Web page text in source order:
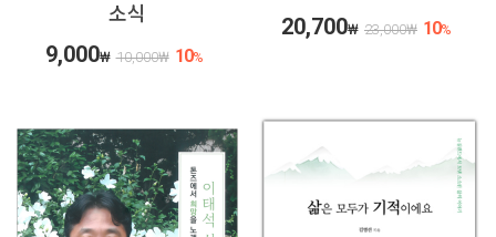
소식
9,000₩ 10,000₩ 10%
20,700₩ 23,000₩ 10%